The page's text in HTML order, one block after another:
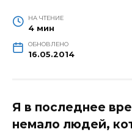
НА ЧТЕНИЕ
4 мин
ОБНОВЛЕНО
16.05.2014
Я в последнее
немало людей,